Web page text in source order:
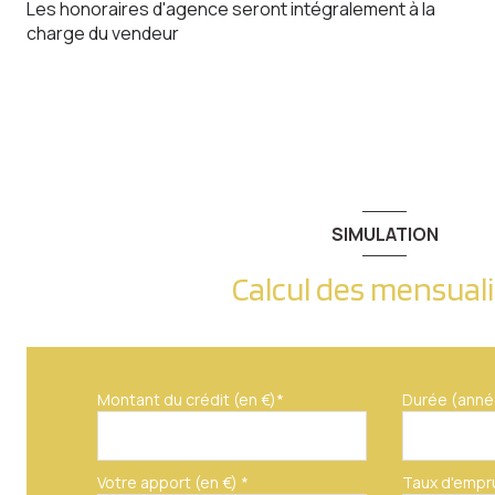
Les honoraires d'agence seront intégralement à la
charge du vendeur
SIMULATION
Calcul des
Montant du crédit (en €)* Durée
Votre apport (en €) * Taux